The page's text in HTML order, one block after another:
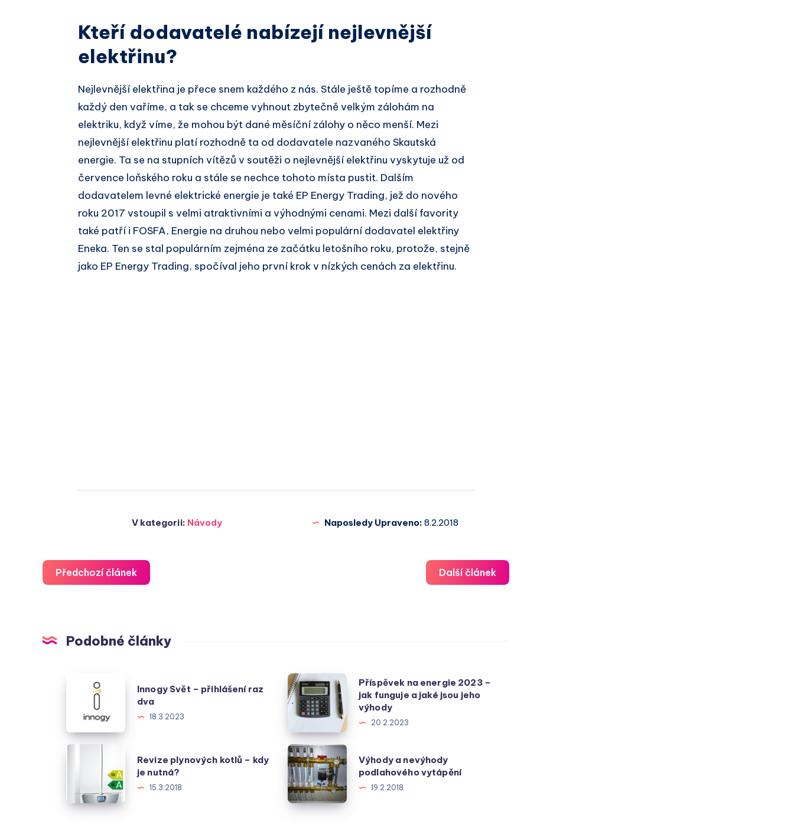
Kteří dodavatelé nabízejí nejlevnější
elektřinu?
Nejlevnější elektřina je přece snem každého z nás. Stále ještě topíme a rozhodně
každý den vaříme, a tak se chceme vyhnout zbytečně velkým zálohám na
elektriku, když víme, že mohou být dané měsíční zálohy o něco menší. Mezi
nejlevnější elektřinu platí rozhodně ta od dodavatele nazvaného Skautská
energie. Ta se na stupních vítězů v soutěži o nejlevnější elektřinu vyskytuje už od
července loňského roku a stále se nechce tohoto místa pustit. Dalším
dodavatelem levné elektrické energie je také EP Energy Trading, jež do nového
roku 2017 vstoupil s velmi atraktivními a výhodnými cenami. Mezi další favority
také patří i FOSFA, Energie na druhou nebo velmi populární dodavatel elektřiny
Eneka. Ten se stal populárním zejména ze začátku letošního roku, protože, stejně
jako EP Energy Trading, spočíval jeho první krok v nízkých cenách za elektřinu.
V kategorii: Návody Naposledy Upraveno: 8.2.2018
Předchozí článek Další článek
Podobné články
Innogy
přihlášení
raz
Innogy Svět – přihlášení raz
dva
18.3.2023
Příspěvek
na
energie
2023
–
jak
funguje
a
jaké
Příspěvek na energie 2023 –
jak funguje a jaké jsou jeho
výhody
20.2.2023
plynových
–
Revize plynových kotlů – kdy
je nutná?
15.3.2018
Výhody
a
nevýhody
podlahového
Výhody a nevýhody
podlahového vytápění
19.2.2018